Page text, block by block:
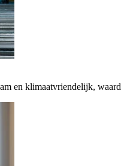
en klimaatvriendelijk,